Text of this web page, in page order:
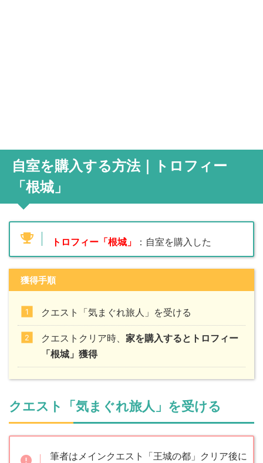
自室を購入する方法｜トロフィー
「根城」
トロフィー「根城」 ：自室を購入した
獲得手順
クエスト「気まぐれ旅人」を受ける
クエストクリア時、 家を購入するとトロフィー
「根城」獲得
クエスト「気まぐれ旅人」を受ける
筆者はメインクエスト「王城の都」クリア後に